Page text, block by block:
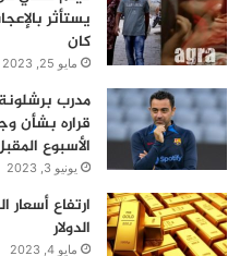
يستأثر
كان
مايو 25, 2023
مدرب
قراره بشأن
الأسبوع
يونيو 3, 2023
ارتفاع
الدولار
مايو 4, 2023